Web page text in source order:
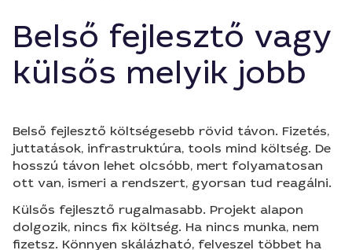
Belső fejlesztő vagy
külsős melyik jobb
Belső fejlesztő költségesebb rövid távon. Fizetés,
juttatások, infrastruktúra, tools mind költség. De
hosszú távon lehet olcsóbb, mert folyamatosan
ott van, ismeri a rendszert, gyorsan tud reagálni.
Külsős fejlesztő rugalmasabb. Projekt alapon
dolgozik, nincs fix költség. Ha nincs munka, nem
fizetsz. Könnyen skálázható, felveszel többet ha